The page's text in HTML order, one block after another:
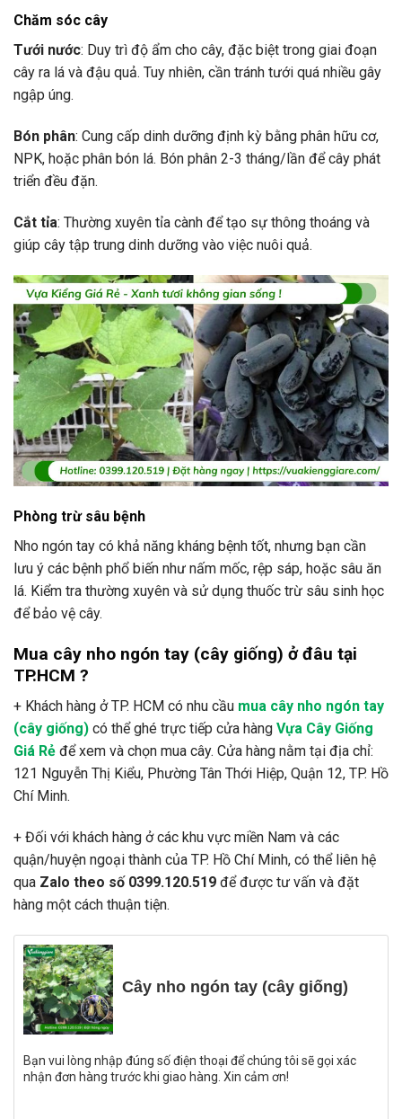
Chăm sóc cây
Tưới nước: Duy trì độ ẩm cho cây, đặc biệt trong giai đoạn
cây ra lá và đậu quả. Tuy nhiên, cần tránh tưới quá nhiều gây
ngập úng.
Bón phân: Cung cấp dinh dưỡng định kỳ bằng phân hữu cơ,
NPK, hoặc phân bón lá. Bón phân 2-3 tháng/lần để cây phát
triển đều đặn.
Cắt tỉa: Thường xuyên tỉa cành để tạo sự thông thoáng và
giúp cây tập trung dinh dưỡng vào việc nuôi quả.
Phòng trừ sâu bệnh
Nho ngón tay có khả năng kháng bệnh tốt, nhưng bạn cần
lưu ý các bệnh phổ biến như nấm mốc, rệp sáp, hoặc sâu ăn
lá. Kiểm tra thường xuyên và sử dụng thuốc trừ sâu sinh học
để bảo vệ cây.
Mua cây nho ngón tay (cây giống) ở đâu tại
TP.HCM ?
+ Khách hàng ở TP. HCM có nhu cầu mua cây nho ngón tay
(cây giống) có thể ghé trực tiếp cửa hàng Vựa Cây Giống
Giá Rẻ để xem và chọn mua cây. Cửa hàng nằm tại địa chỉ:
121 Nguyễn Thị Kiểu, Phường Tân Thới Hiệp, Quận 12, TP. Hồ
Chí Minh.
+ Đối với khách hàng ở các khu vực miền Nam và các
quận/huyện ngoại thành của TP. Hồ Chí Minh, có thể liên hệ
qua Zalo theo số 0399.120.519 để được tư vấn và đặt
hàng một cách thuận tiện.
Cây nho ngón tay (cây giống)
Bạn vui lòng nhập đúng số điện thoại để chúng tôi sẽ gọi xác
nhận đơn hàng trước khi giao hàng. Xin cảm ơn!